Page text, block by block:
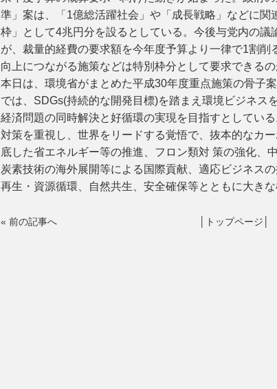
準」案は、「1億総活躍社会」や「成長戦略」などに関
枠」として4兆円分を設るとしている。今後与党内の
が、裁量的経費の要求額を今年度予算より一律で1割
向上につながる施策などは特別枠分として要求できるの
本日は、環境省がまとめた平成30年度重点施策の骨子
では、SDGs(持続的な開発目標)を踏まえ環境ビジネス
経済問題の同時解決と好循環の実現を目指すとしてい
対策を重視し、世界をリードする覚悟で、抜本的なカ
底した省エネルギー等の推進、フロン類対 策の強化、
炭素技術の海外展開等による国際貢献、適応ビジネス
再生・資源循環、自然共生、安全確保等とともに大きな
« 前の記事へ トップページ